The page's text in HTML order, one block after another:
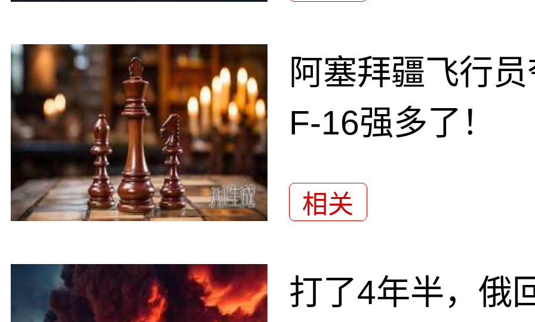
阿塞拜疆飞行
F-16强多了！
相关
打了4年半，俄